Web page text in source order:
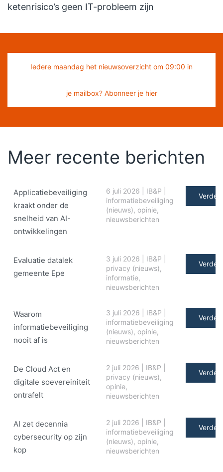
ketenrisico’s geen IT-probleem zijn
Iedere maandag het nieuwsoverzicht om 09:00 in
je mailbox? Abonneer je hier
Meer recente berichten
Applicatiebeveiliging
kraakt onder de
snelheid van AI-
ontwikkelingen
6 juli 2026 IB&P
informatiebeveiliging
(nieuws), opinie,
nieuwsberichten
Verder
Evaluatie datalek
gemeente Epe
3 juli 2026 IB&P
privacy (nieuws),
informatie,
nieuwsberichten
Verder
Waarom
informatiebeveiliging
nooit af is
3 juli 2026 IB&P
informatiebeveiliging
(nieuws), opinie,
nieuwsberichten
Verder
De Cloud Act en
digitale soe­ve­rei­ni­teit
ontrafelt
2 juli 2026 IB&P
privacy (nieuws),
opinie,
nieuwsberichten
Verder
AI zet decennia
cybersecurity op zijn
kop
2 juli 2026 IB&P
informatiebeveiliging
(nieuws), opinie,
nieuwsberichten
Verder